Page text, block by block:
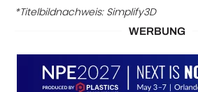
*Titelbildnachweis: Simplify3D
WERBUNG